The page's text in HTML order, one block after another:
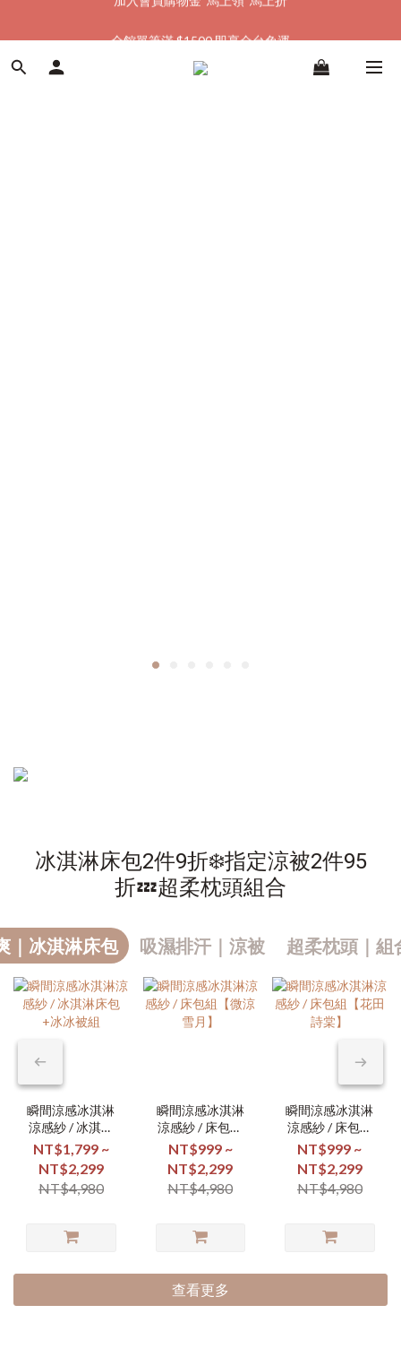
加入會員購物金  馬上領  馬上折
冰淇淋床包2件9折❄️指定涼被2件95
折💤超柔枕頭組合
｜冰淇淋床包 吸濕排汗｜涼被 超柔枕頭｜組
瞬間涼感冰淇淋
涼感紗 / 冰淇淋
床包+冰冰被組
NT$1,799 ~
NT$2,299
NT$4,980
瞬間涼感冰淇淋
涼感紗 / 床包組
【微涼雪月】
NT$999 ~
NT$2,299
NT$4,980
瞬間涼感冰淇淋
涼感紗 / 床包組
【花田詩棠】
NT$999 ~
NT$2,299
NT$4,980
查看更多